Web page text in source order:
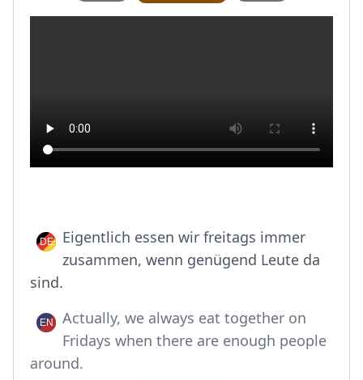
Eigentlich essen wir freitags immer
zusammen, wenn genügend Leute da
sind.
Actually, we always eat together on
Fridays when there are enough people
around.